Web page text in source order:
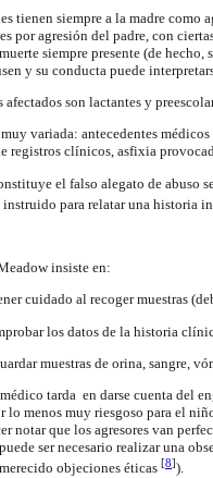
tienen siempre a la madre como
por agresión del padre, con
siempre presente (de
y su conducta puede
son lactantes y
variada: antecedentes
registros clínicos, asfixia
el falso alegato de abuso
instruido para relatar una historia
insiste en:
cuidado al recoger muestras
los datos de la historia
muestras de orina, sangre,
tarda en darse cuenta del
lo menos muy riesgoso para el
notar que los agresores van
ser necesario realizar una
objeciones éticas [8]).